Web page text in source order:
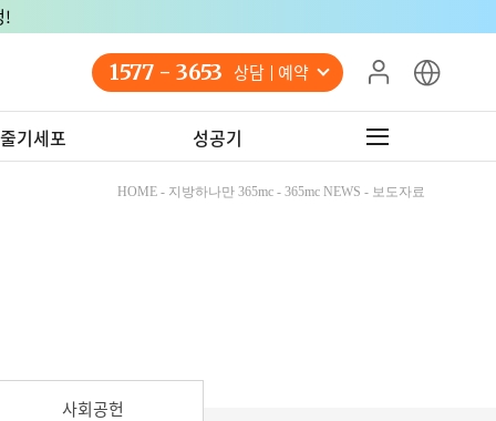
!
1577 - 3653 상담 예약
기세포 성공기
HOME - 지방하나만 365mc - 365mc NEWS - 보도자료
사회공헌